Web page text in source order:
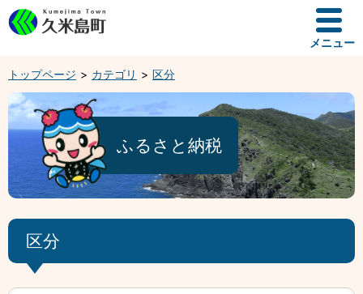
メニュー
トップページ カテゴリ 区分
ふるさと納税
区分